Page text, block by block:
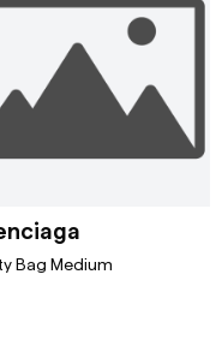
Bag White/
Bag Medium